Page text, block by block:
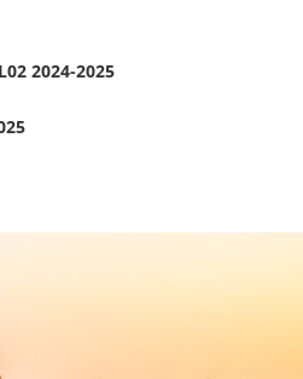
2024-2025